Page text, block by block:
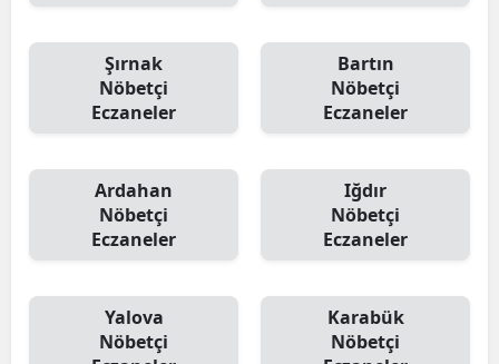
Şırnak
Nöbetçi
Eczaneler
Bartın
Nöbetçi
Eczaneler
Ardahan
Nöbetçi
Eczaneler
Iğdır
Nöbetçi
Eczaneler
Yalova
Nöbetçi
Karabük
Nöbetçi